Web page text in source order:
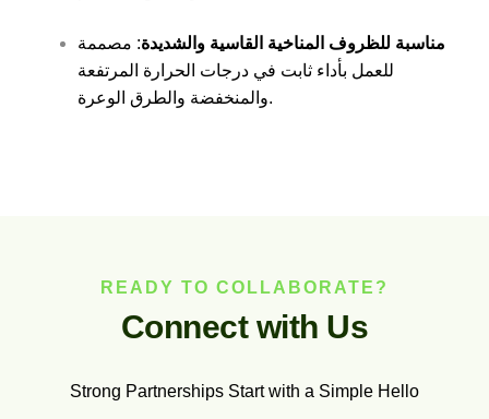
مناسبة للظروف المناخية القاسية والشديدة: مصممة
للعمل بأداء ثابت في درجات الحرارة المرتفعة
والمنخفضة والطرق الوعرة.
READY TO COLLABORATE?
Connect with Us
Strong Partnerships Start with a Simple Hello